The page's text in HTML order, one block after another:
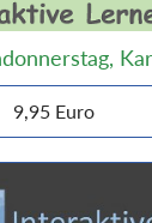
9,95 Euro